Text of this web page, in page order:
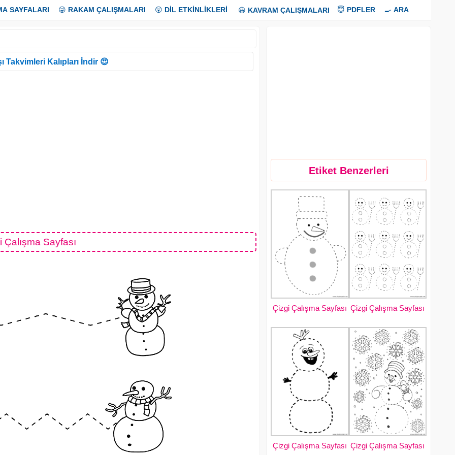
SAYFALARI 😜 RAKAM ÇALIŞMALARI 😲 DİL ETKİNLİKLERİ 😃 KAVRAM ÇALIŞMALARI 😇 PDFLER 🍳 ARA
Takvimleri Kalıpları İndir 😍
Çalışma Sayfası
Etiket Benzerleri
Çizgi Çalışma Sayfası Çizgi Çalışma Sayfası
Çizgi Çalışma Sayfası Çizgi Çalışma Sayfası